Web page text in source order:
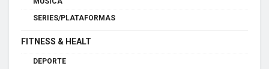
SERIES/PLATAFORMAS
FITNESS & HEALT
DEPORTE